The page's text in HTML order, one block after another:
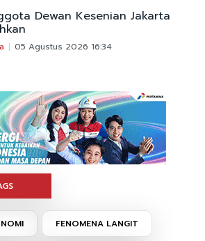
Dewan Kesenian Jakarta
05 Agustus 2026 16:34
FENOMENA LANGIT